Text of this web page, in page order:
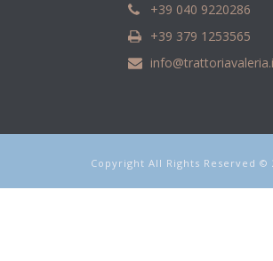
+39 040 9220286
+39 379 1253565
Copyright All Rights Reserved